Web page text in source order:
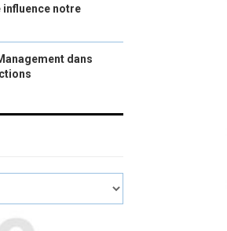
influence notre
dans